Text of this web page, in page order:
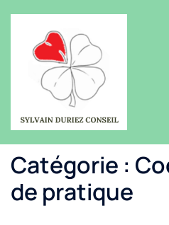
contenu
Catégorie :
de pratique